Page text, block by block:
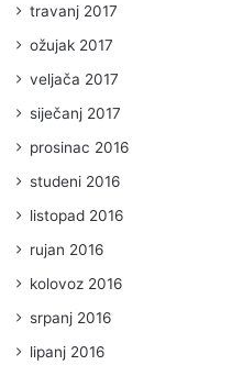
travanj 2017
ožujak 2017
veljača 2017
siječanj 2017
prosinac 2016
studeni 2016
listopad 2016
rujan 2016
kolovoz 2016
srpanj 2016
lipanj 2016